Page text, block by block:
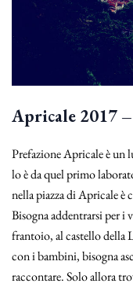
Apricale 2017
Prefazione Apricale è un
lo è da quel primo
nella piazza di Apricale è
Bisogna addentrarsi per i
frantoio, al castello della
con i bambini, bisogna
raccontare. Solo allora